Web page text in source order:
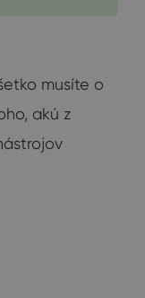
musíte o
akú z